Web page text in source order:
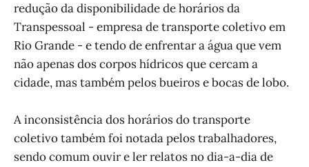
redução da disponibilidade de horários da
Transpessoal - empresa de transporte coletivo em
Rio Grande - e tendo de enfrentar a água que vem
não apenas dos corpos hídricos que cercam a
cidade, mas também pelos bueiros e bocas de lobo.
A inconsistência dos horários do transporte
coletivo também foi notada pelos trabalhadores,
sendo comum ouvir e ler relatos no dia-a-dia de